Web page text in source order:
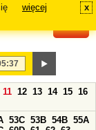
więcej x
11 12 13 14 15 16
53C 53B 54B 55A